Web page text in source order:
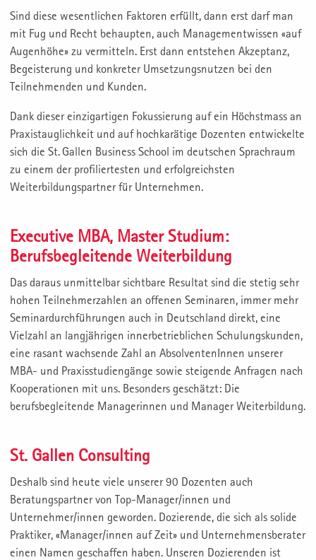
Sind diese wesentlichen Faktoren erfüllt, dann erst darf man
mit Fug und Recht behaupten, auch Managementwissen «auf
Augenhöhe» zu vermitteln. Erst dann entstehen Akzeptanz,
Begeisterung und konkreter Umsetzungsnutzen bei den
Teilnehmenden und Kunden.
Dank dieser einzigartigen Fokussierung auf ein Höchstmass an
Praxistauglichkeit und auf hochkarätige Dozenten entwickelte
sich die St. Gallen Business School im deutschen Sprachraum
zu einem der profiliertesten und erfolgreichsten
Weiterbildungspartner für Unternehmen.
Executive MBA, Master Studium:
Berufsbegleitende Weiterbildung
Das daraus unmittelbar sichtbare Resultat sind die stetig sehr
hohen Teilnehmerzahlen an offenen Seminaren, immer mehr
Seminardurchführungen auch in Deutschland direkt, eine
Vielzahl an langjährigen innerbetrieblichen Schulungskunden,
eine rasant wachsende Zahl an AbsolventenInnen unserer
MBA- und Praxisstudiengänge sowie steigende Anfragen nach
Kooperationen mit uns. Besonders geschätzt: Die
berufsbegleitende Managerinnen und Manager Weiterbildung.
St. Gallen Consulting
Deshalb sind heute viele unserer 90 Dozenten auch
Beratungspartner von Top-Manager/innen und
Unternehmer/innen geworden. Dozierende, die sich als solide
Praktiker, «Manager/innen auf Zeit» und Unternehmensberater
einen Namen geschaffen haben. Unseren Dozierenden ist